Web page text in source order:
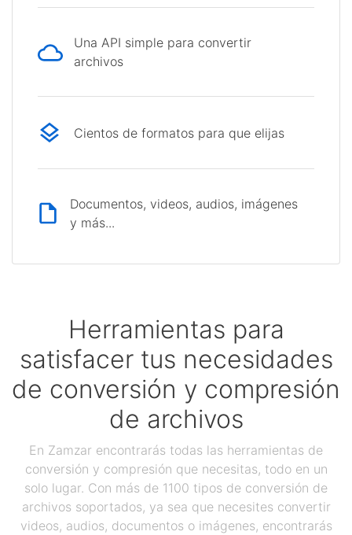
Una API simple para convertir
archivos
Cientos de formatos para que elijas
Documentos, videos, audios, imágenes
y más...
Herramientas para
satisfacer tus necesidades
de conversión y compresión
de archivos
En Zamzar encontrarás todas las herramientas de
conversión y compresión que necesitas, todo en un
solo lugar. Con más de 1100 tipos de conversión de
archivos soportados, ya sea que necesites convertir
videos, audios, documentos o imágenes, encontrarás